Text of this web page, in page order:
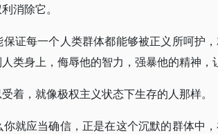
消除它。
证每一个人类群体都能够被正义所呵护
类身上，侮辱他的智力，强暴他的精神，
着，就像极权主义状态下生存的人那样。
就应当确信，正是在这个沉默的群体中